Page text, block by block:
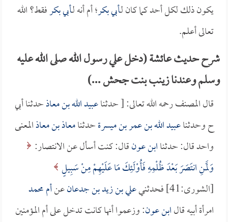
يكون ذلك لكل أحد كما كان لـأبي بكر؛ أم أنه لـأبي بكرفقط؟ الله
تعالى أعلم.
شرح حديث عائشة (دخل علي رسول الله صلى الله عليه
وسلم وعندنا زينب بنت جحش ...)
قال المصنف رحمه الله تعالى: [ حدثناعبيد الله بن معاذحدثنا أبي
ح وحدثناعبيد الله بن عمر بن ميسرةحدثنامعاذ بن معاذالمعنى
واحد قال: حدثناابن عونقال: كنت أسأل عن الانتصار:
وَلَمَنِ انتَصَرَ بَعْدَ ظُلْمِهِ فَأُوْلَئِكَ مَا عَلَيْهِمْ مِنْ سَبِيلٍ
[الشورى:41] فحدثني
علي بن زيد بن جدعانعنأم محمد
امرأة أبيه قالابن عون: وزعموا أنها كانت تدخل على أم المؤمنين